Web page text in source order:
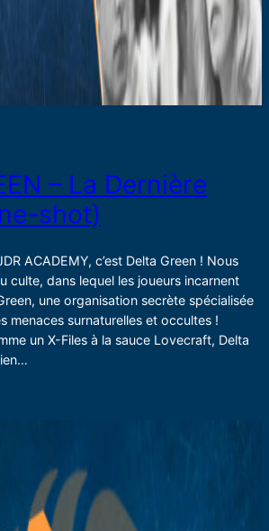
– La Dernière
shot)
ACADEMY, c’est Delta Green ! Nous
culte, dans lequel les joueurs incarnent
une organisation secrète spécialisée
menaces surnaturelles et occultes !
un X-Files à la sauce Lovecraft, Delta